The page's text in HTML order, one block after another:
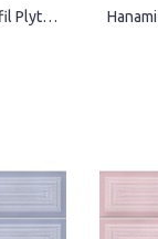
Hanami Kozen Marfil Plytelės